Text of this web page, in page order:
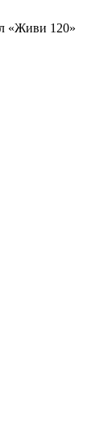
«Живи 120»